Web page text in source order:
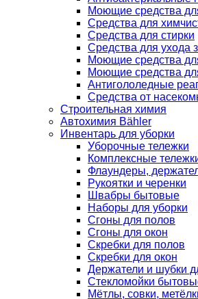
Моющие средства
Средства для
Средства для стирки
Средства для ухода
Моющие средства
Моющие средства
Антигололедные
Средства от
Строительная химия
Автохимия Bähler
Инвентарь для уборки
Уборочные тележки
Комплексные
Флаундеры,
Рукоятки и черенки
Швабры бытовые
Наборы для уборки
Сгоны для полов
Сгоны для окон
Скребки для полов
Скребки для окон
Держатели и шубки
Стекломойки
Мётлы, совки,